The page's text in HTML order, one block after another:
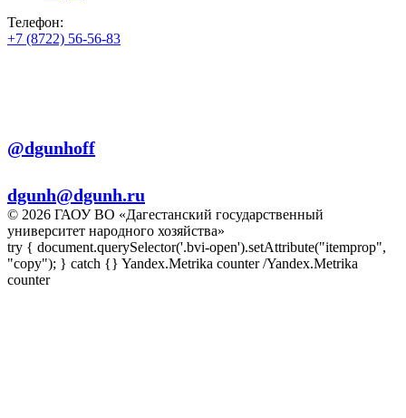
Телефон:
+7 (8722) 56-56-83
@dgunhoff
dgunh@dgunh.ru
© 2026 ГАОУ ВО «Дагестанский государственный
университет народного хозяйства»
try { document.querySelector('.bvi-open').setAttribute("itemprop",
"copy"); } catch {} Yandex.Metrika counter/Yandex.Metrika
counter